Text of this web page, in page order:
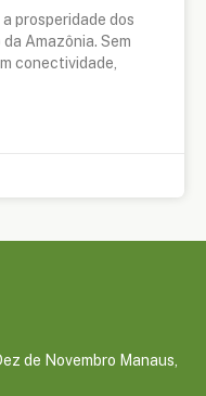
prosperidade dos
Amazônia. Sem
conectividade,
de Novembro Manaus,